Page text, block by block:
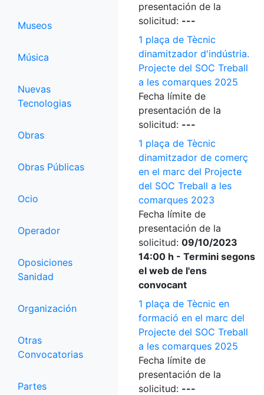
Museos
Música
Nuevas
Tecnologias
Obras
Obras Públicas
Ocio
Operador
Oposiciones
Sanidad
Organización
Otras
Convocatorias
Partes
presentación de la
solicitud: ---
1 plaça de Tècnic
dinamitzador d'indústria.
Projecte del SOC Treball
a les comarques 2025
Fecha límite de
presentación de la
solicitud: ---
1 plaça de Tècnic
dinamitzador de comerç
en el marc del Projecte
del SOC Treball a les
comarques 2023
Fecha límite de
presentación de la
solicitud: 09/10/2023
14:00 h - Termini segons
el web de l'ens
convocant
1 plaça de Tècnic en
formació en el marc del
Projecte del SOC Treball
a les comarques 2025
Fecha límite de
presentación de la
solicitud: ---